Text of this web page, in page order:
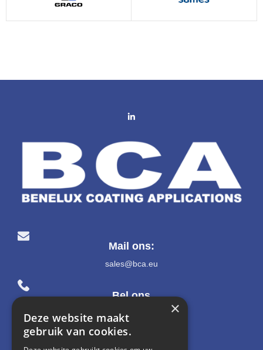
Mail ons:
sales@bca.eu
Bel ons
+32 2 581 04 04
Adres:
×
Deze website maakt
gebruik van cookies.